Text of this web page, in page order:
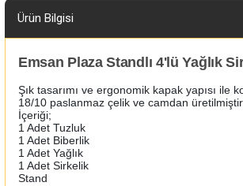
Ürün Bilgisi
Emsan Plaza Standlı 4'lü Yağlık
Şık tasarımı ve ergonomik kapak yapısı ile
18/10 paslanmaz çelik ve camdan üretilmiştir.
İçeriği;
1 Adet Tuzluk
1 Adet Biberlik
1 Adet Yağlık
1 Adet Sirkelik
Stand